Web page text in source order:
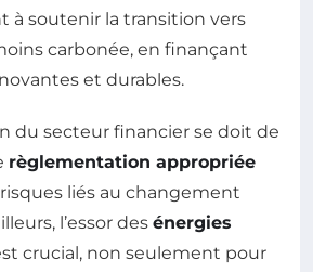
à soutenir la transition vers
carbonée, en finançant
et durables.
du secteur financier se doit de
règlementation appropriée
liés au changement
l’essor des énergies
crucial, non seulement pour